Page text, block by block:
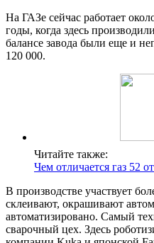
На ГАЗе сейчас работает
годы, когда здесь
балансе завода были еще и
120 000.
Читайте также:
Чем отличается газ 52
В производстве участвует
склеивают, окрашивают
автоматизировано. Самый
сварочный цех. Здесь